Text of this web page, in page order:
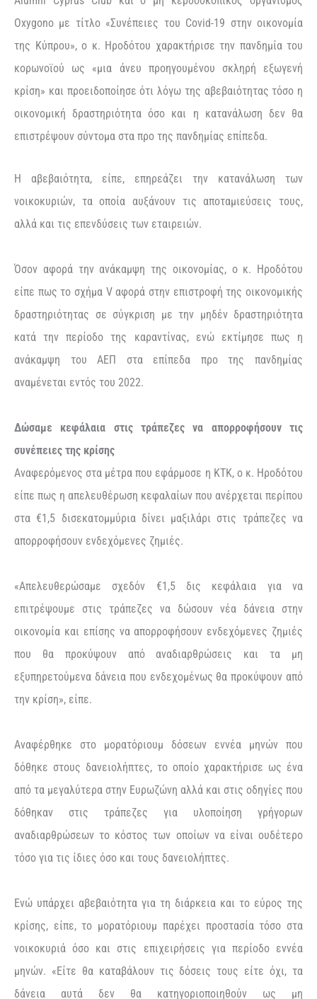
Oxygono με τίτλο «Συνέπειες του Covid-19 στην οικονομία
της Κύπρου», ο κ. Ηροδότου χαρακτήρισε την πανδημία του
κορωνοϊού ως «μια άνευ προηγουμένου σκληρή εξωγενή
κρίση» και προειδοποίησε ότι λόγω της αβεβαιότητας τόσο η
οικονομική δραστηριότητα όσο και η κατανάλωση δεν θα
επιστρέψουν σύντομα στα προ της πανδημίας επίπεδα.
Η αβεβαιότητα, είπε, επηρεάζει την κατανάλωση των
νοικοκυριών, τα οποία αυξάνουν τις αποταμιεύσεις τους,
αλλά και τις επενδύσεις των εταιρειών.
Όσον αφορά την ανάκαμψη της οικονομίας, ο κ. Ηροδότου
είπε πως το σχήμα V αφορά στην επιστροφή της οικονομικής
δραστηριότητας σε σύγκριση με την μηδέν δραστηριότητα
κατά την περίοδο της καραντίνας, ενώ εκτίμησε πως η
ανάκαμψη του ΑΕΠ στα επίπεδα προ της πανδημίας
αναμένεται εντός του 2022.
Δώσαμε κεφάλαια στις τράπεζες να απορροφήσουν τις
συνέπειες της κρίσης
Αναφερόμενος στα μέτρα που εφάρμοσε η ΚΤΚ, ο κ. Ηροδότου
είπε πως η απελευθέρωση κεφαλαίων που ανέρχεται περίπου
στα €1,5 δισεκατομμύρια δίνει μαξιλάρι στις τράπεζες να
απορροφήσουν ενδεχόμενες ζημιές.
«Απελευθερώσαμε σχεδόν €1,5 δις κεφάλαια για να
επιτρέψουμε στις τράπεζες να δώσουν νέα δάνεια στην
οικονομία και επίσης να απορροφήσουν ενδεχόμενες ζημιές
που θα προκύψουν από αναδιαρθρώσεις και τα μη
εξυπηρετούμενα δάνεια που ενδεχομένως θα προκύψουν από
την κρίση», είπε.
Αναφέρθηκε στο μορατόριουμ δόσεων εννέα μηνών που
δόθηκε στους δανειολήπτες, το οποίο χαρακτήρισε ως ένα
από τα μεγαλύτερα στην Ευρωζώνη αλλά και στις οδηγίες που
δόθηκαν στις τράπεζες για υλοποίηση γρήγορων
αναδιαρθρώσεων το κόστος των οποίων να είναι ουδέτερο
τόσο για τις ίδιες όσο και τους δανειολήπτες.
Ενώ υπάρχει αβεβαιότητα για τη διάρκεια και το εύρος της
κρίσης, είπε, το μορατόριουμ παρέχει προστασία τόσο στα
νοικοκυριά όσο και στις επιχειρήσεις για περίοδο εννέα
μηνών. «Είτε θα καταβάλουν τις δόσεις τους είτε όχι, τα
δάνεια αυτά δεν θα κατηγοριοποιηθούν ως μη